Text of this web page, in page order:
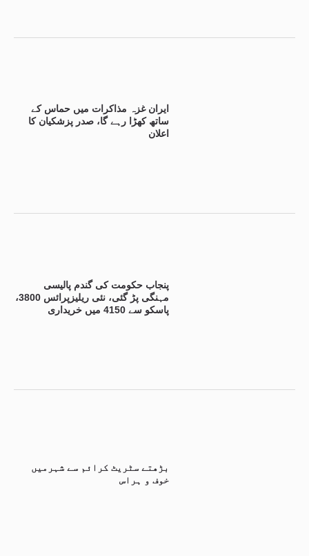
ایران غزہ مذاکرات میں حماس کے
ساتھ کھڑا رہے گا، صدر پزشکیان کا
اعلان
پنجاب حکومت کی گندم پالیسی
مہنگی پڑ گئی، نئی ریلیزپرائس 3800،
پاسکو سے 4150 میں خریداری
بڑھتے سٹریٹ کرائم سے شہرمیں
خوف و ہراس